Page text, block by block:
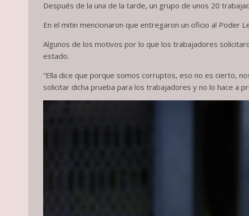
Después de la una de la tarde, un grupo de unos 20
En el mitin mencionaron que entregaron un oficio al Poder
Algunos de los motivos por lo que los trabajadores
estado.
“Ella dice que porque somos corruptos, eso no es cierto,
solicitar dicha prueba para los trabajadores y no lo hace a